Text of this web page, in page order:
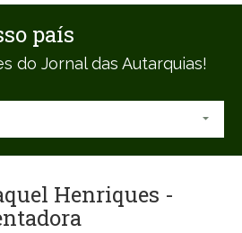
país
do Jornal das Autarquias!
Henriques -